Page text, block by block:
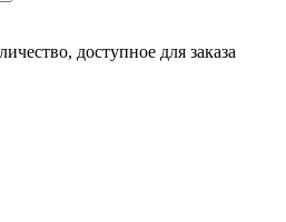
доступное для заказа